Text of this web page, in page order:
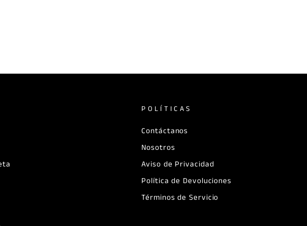
POLÍTICAS
Contáctanos
Nosotros
Aviso de Privacidad
Política de Devoluciones
Términos de Servicio